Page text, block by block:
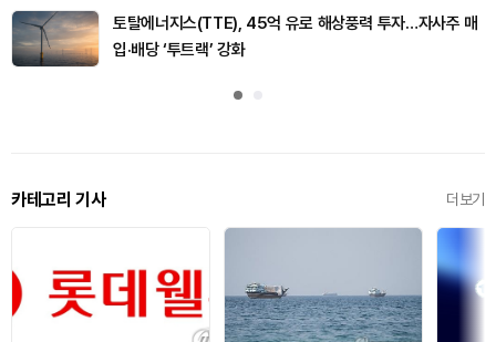
토탈에너지스(TTE), 45억 유로 해상풍력 투자…자사주 매
입·배당 ‘투트랙’ 강화
카테고리 기사 더보기